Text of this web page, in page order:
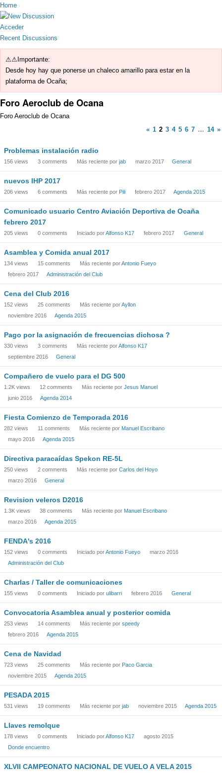
Home
Acceder
Recent Discussions
⚠⚠Importante:
Desde hoy hay que ponerse un chaleco amarillo para estar en la
plataforma de Ocaña;
Foro Aeroclub de Ocana
Foro Aeroclub de Ocana
« 1 2 3 4 5 6 7 … 14 »
Problemas instalación radio
156 views 3 comments Más reciente por jab marzo 2017 General
nuevos IHP 2017
206 views 6 comments Más reciente por Pili febrero 2017 Agenda 2015
Comunicado usuario Centro Aviación Deportiva de Ocaña
febrero 2017
205 views 0 comments Iniciado porAlfonso K17 febrero 2017 General
Asamblea y Comida anual 2017
134 views 15 comments Más reciente porAntonio Fueyo
febrero 2017
Administración del Club
Cena del Club 2016
152 views 25 comments Más reciente porAyllon
noviembre 2016
Agenda 2015
Pago por la asignación de frecuencias dichosa ?
330 views 3 comments Más reciente porAlfonso K17
septiembre 2016
General
Compañero de vuelo para el DG 500
1.2K views 12 comments Más reciente por Jesus Manuel
junio 2016
Agenda 2014
Fiesta Comienzo de Temporada 2016
282 views 11 comments Más reciente por Manuel Escribano
mayo 2016
Agenda 2015
Directiva paracaídas Spekon RE-5L
250 views 2 comments Más reciente por Carlos del Hoyo
marzo 2016
General
Revision veleros D2016
1.3K views 38 comments Más reciente por Manuel Escribano
marzo 2016
Agenda 2015
FENDA's 2016
152 views 0 comments Iniciado porAntonio Fueyo
marzo 2016
Administración del Club
Charlas / Taller de comunicaciones
155 views 0 comments Iniciado por ulibarri febrero 2016 General
Convocatoria Asamblea anual y posterior comida
253 views 14 comments Más reciente por speedy
febrero 2016
Agenda 2015
Cena de Navidad
723 views 25 comments Más reciente por Paco Garcia
noviembre 2015
Agenda 2015
PESADA 2015
531 views 19 comments Más reciente por jab noviembre 2015 Agenda 2015
Llaves remolque
178 views 0 comments Iniciado porAlfonso K17
agosto 2015
Donde encuentro
XLVII CAMPEONATO NACIONAL DE VUELO A VELA 2015